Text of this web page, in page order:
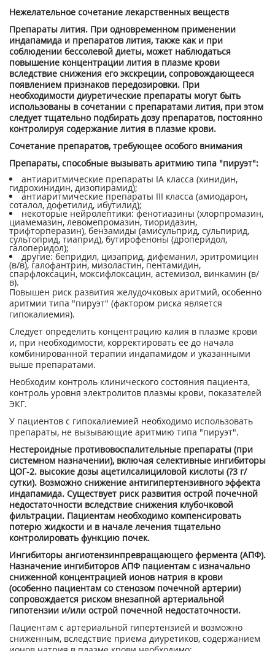
Нежелательное сочетание лекарственных веществ
Препараты лития. При одновременном применении
индапамида и препаратов лития, также как и при
соблюдении бессолевой диеты, может наблюдаться
повышение концентрации лития в плазме крови
вследствие снижения его экскреции, сопровождающееся
появлением признаков передозировки. При
необходимости диуретические препараты могут быть
использованы в сочетании с препаратами лития, при этом
следует тщательно подбирать дозу препаратов, постоянно
контролируя содержание лития в плазме крови.
Сочетание препаратов, требующее особого внимания
Препараты, способные вызывать аритмию типа "пируэт":
антиаритмические препараты IA класса (хинидин,
гидрохинидин, дизопирамид);
антиаритмические препараты III класса (амиодарон,
соталол, дофетилид, ибутилид);
некоторые нейролептики: фенотиазины (хлорпромазин,
циамемазин, левомепромазин, тиоридазин,
трифторперазин), бензамиды (амисульприд, сульпирид,
сультоприд, тиаприд), бутирофеноны (дроперидол,
галоперидол);
другие: бепридил, цизаприд, дифеманил, эритромицин
(в/в), галофантрин, мизоластин, пентамидин,
спарфлоксацин, моксифлоксацин, астемизол, винкамин (в/
в).
Повышен риск развития желудочковых аритмий, особенно
аритмии типа "пируэт" (фактором риска является
гипокалиемия).
Следует определить концентрацию калия в плазме крови
и, при необходимости, корректировать ее до начала
комбинированной терапии индапамидом и указанными
выше препаратами.
Необходим контроль клинического состояния пациента,
контроль уровня электролитов плазмы крови, показателей
ЭКГ.
У пациентов с гипокалиемией необходимо использовать
препараты, не вызывающие аритмию типа "пируэт".
Нестероидные противовоспалительные препараты (при
системном назначении), включая селективные ингибиторы
ЦОГ-2. высокие дозы ацетилсалициловой кислоты (?3 г/
сутки). Возможно снижение антигипертензивного эффекта
индапамида. Существует риск развития острой почечной
недостаточности вследствие снижения клубочковой
фильтрации. Пациентам необходимо компенсировать
потерю жидкости и в начале лечения тщательно
контролировать функцию почек.
Ингибиторы ангиотензинпревращающего фермента (АПФ).
Назначение ингибиторов АПФ пациентам с изначально
сниженной концентрацией ионов натрия в крови
(особенно пациентам со стенозом почечной артерии)
сопровождается риском внезапной артериальной
гипотензии и/или острой почечной недостаточности.
Пациентам с артериальной гипертензией и возможно
сниженным, вследствие приема диуретиков, содержанием